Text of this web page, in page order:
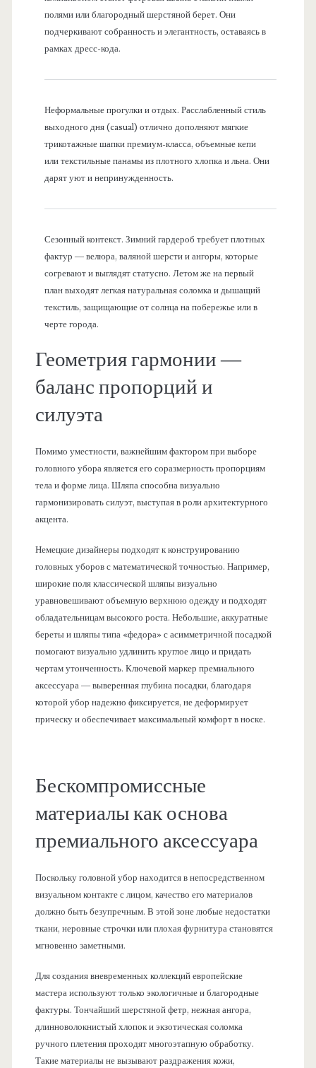
полями или благородный шерстяной берет. Они
подчеркивают собранность и элегантность, оставаясь в
рамках дресс-кода.
Неформальные прогулки и отдых. Расслабленный стиль
выходного дня (casual) отлично дополняют мягкие
трикотажные шапки премиум-класса, объемные кепи
или текстильные панамы из плотного хлопка и льна. Они
дарят уют и непринужденность.
Сезонный контекст. Зимний гардероб требует плотных
фактур — велюра, валяной шерсти и ангоры, которые
согревают и выглядят статусно. Летом же на первый
план выходят легкая натуральная соломка и дышащий
текстиль, защищающие от солнца на побережье или в
черте города.
Геометрия гармонии —
баланс пропорций и
силуэта
Помимо уместности, важнейшим фактором при выборе
головного убора является его соразмерность пропорциям
тела и форме лица. Шляпа способна визуально
гармонизировать силуэт, выступая в роли архитектурного
акцента.
Немецкие дизайнеры подходят к конструированию
головных уборов с математической точностью. Например,
широкие поля классической шляпы визуально
уравновешивают объемную верхнюю одежду и подходят
обладательницам высокого роста. Небольшие, аккуратные
береты и шляпы типа «федора» с асимметричной посадкой
помогают визуально удлинить круглое лицо и придать
чертам утонченность. Ключевой маркер премиального
аксессуара — выверенная глубина посадки, благодаря
которой убор надежно фиксируется, не деформирует
прическу и обеспечивает максимальный комфорт в носке.
Бескомпромиссные
материалы как основа
премиального аксессуара
Поскольку головной убор находится в непосредственном
визуальном контакте с лицом, качество его материалов
должно быть безупречным. В этой зоне любые недостатки
ткани, неровные строчки или плохая фурнитура становятся
мгновенно заметными.
Для создания вневременных коллекций европейские
мастера используют только экологичные и благородные
фактуры. Тончайший шерстяной фетр, нежная ангора,
длинноволокнистый хлопок и экзотическая соломка
ручного плетения проходят многоэтапную обработку.
Такие материалы не вызывают раздражения кожи,